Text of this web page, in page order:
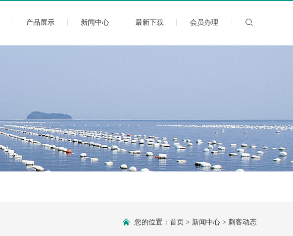
产品展示 新闻中心 最新下载 会员办理
您的位置： 首页 > 新闻中心 > 刺客动态